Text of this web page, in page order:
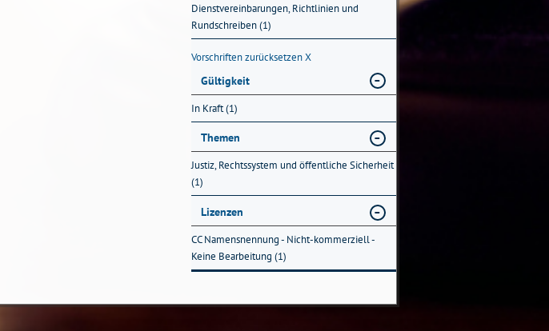
Dienstvereinbarungen, Richtlinien und
Rundschreiben (1)
Vorschriften zurücksetzenX
Gültigkeit
In Kraft (1)
Themen
Justiz, Rechtssystem und öffentliche Sicherheit
(1)
Lizenzen
CC Namensnennung - Nicht-kommerziell -
Keine Bearbeitung (1)